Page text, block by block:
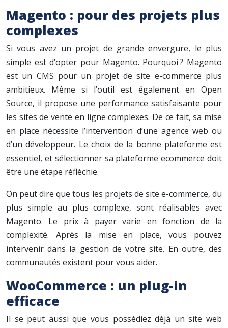
Magento : pour des projets plus
complexes
Si vous avez un projet de grande envergure, le plus
simple est d’opter pour Magento. Pourquoi ? Magento
est un CMS pour un projet de site e-commerce plus
ambitieux. Même si l’outil est également en Open
Source, il propose une performance satisfaisante pour
les sites de vente en ligne complexes. De ce fait, sa mise
en place nécessite l’intervention d’une agence web ou
d’un développeur. Le choix de la bonne plateforme est
essentiel, et sélectionner sa plateforme ecommerce doit
être une étape réfléchie.
On peut dire que tous les projets de site e-commerce, du
plus simple au plus complexe, sont réalisables avec
Magento. Le prix à payer varie en fonction de la
complexité. Après la mise en place, vous pouvez
intervenir dans la gestion de votre site. En outre, des
communautés existent pour vous aider.
WooCommerce : un plug-in
efficace
Il se peut aussi que vous possédiez déjà un site web